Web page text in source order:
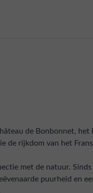
de Bonbonnet,
de rijkdom van het
met de natuur.
puurheid en